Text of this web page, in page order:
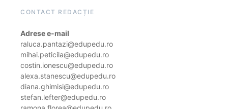
CONTACT REDACȚIE
Adrese e-mail
raluca.pantazi@edupedu.ro
mihai.peticila@edupedu.ro
costin.ionescu@edupedu.ro
alexa.stanescu@edupedu.ro
diana.ghimisi@edupedu.ro
stefan.lefter@edupedu.ro